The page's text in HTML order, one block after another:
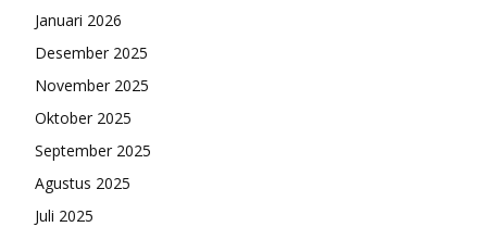
Januari 2026
Desember 2025
November 2025
Oktober 2025
September 2025
Agustus 2025
Juli 2025